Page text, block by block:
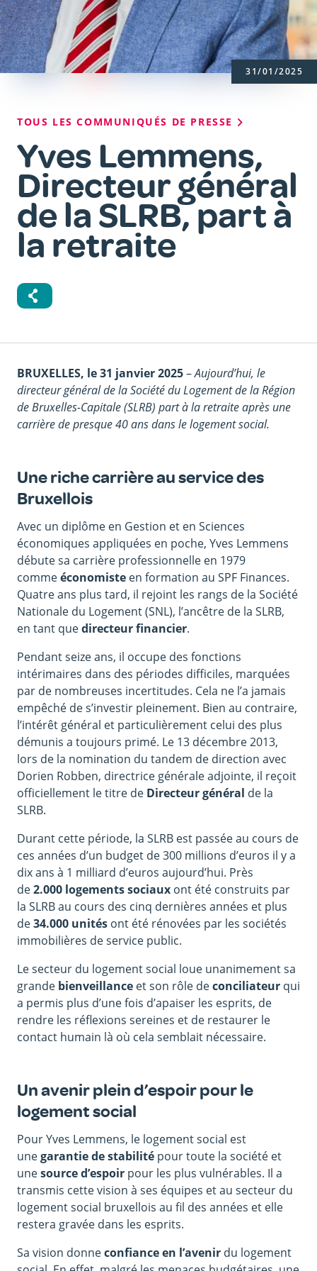
Fil
d'Ariane
TOUS LES COMMUNIQUÉS DE PRESSE
Yves Lemmens,
Directeur général
de la SLRB, part à
la retraite
31/01/2025
Corps
du
texte
BRUXELLES, le 31 janvier 2025–Aujourd’hui, le
directeur général de la Société du Logement de la Région
de Bruxelles-Capitale (SLRB) part à la retraite après une
carrière de presque 40 ans dans le logement social.
Une riche carrière au service des
Bruxellois
Avec un diplôme en Gestion et en Sciences
économiques appliquées en poche, Yves Lemmens
débute sa carrière professionnelle en 1979
commeéconomiste en formation au SPF Finances.
Quatre ans plus tard, il rejoint les rangs de la Société
Nationale du Logement (SNL), l’ancêtre de la SLRB,
en tant quedirecteur financier.
Pendant seize ans, il occupe des fonctions
intérimaires dans des périodes difficiles, marquées
par de nombreuses incertitudes. Cela ne l’a jamais
empêché de s’investir pleinement. Bien au contraire,
l’intérêt général et particulièrement celui des plus
démunis a toujours primé. Le 13 décembre 2013,
lors de la nomination du tandem de direction avec
Dorien Robben, directrice générale adjointe, il reçoit
officiellement le titre de Directeur général de la
SLRB.
Durant cette période, la SLRB est passée au cours de
ces années d’un budget de 300 millions d’euros il y a
dix ans à 1 milliard d’euros aujourd’hui. Près
de2.000 logements sociaux ont été construits par
la SLRB au cours des cinq dernières années et plus
de34.000 unités ont été rénovées par les sociétés
immobilières de service public.
Le secteur du logement social loue unanimement sa
grande bienveillance et son rôle deconciliateur qui
a permis plus d’une fois d’apaiser les esprits, de
rendre les réflexions sereines et de restaurer le
contact humain là où cela semblait nécessaire.
Un avenir plein d’espoir pour le
logement social
Pour Yves Lemmens, le logement social est
unegarantie de stabilité pour toute la société et
unesource d’espoir pour les plus vulnérables. Il a
transmis cette vision à ses équipes et au secteur du
logement social bruxellois au fil des années et elle
restera gravée dans les esprits.
Sa vision donneconfiance en l’avenir du logement